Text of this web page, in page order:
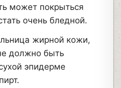
может покрыться
очень бледной.
жирной кожи,
должно быть
эпидерме